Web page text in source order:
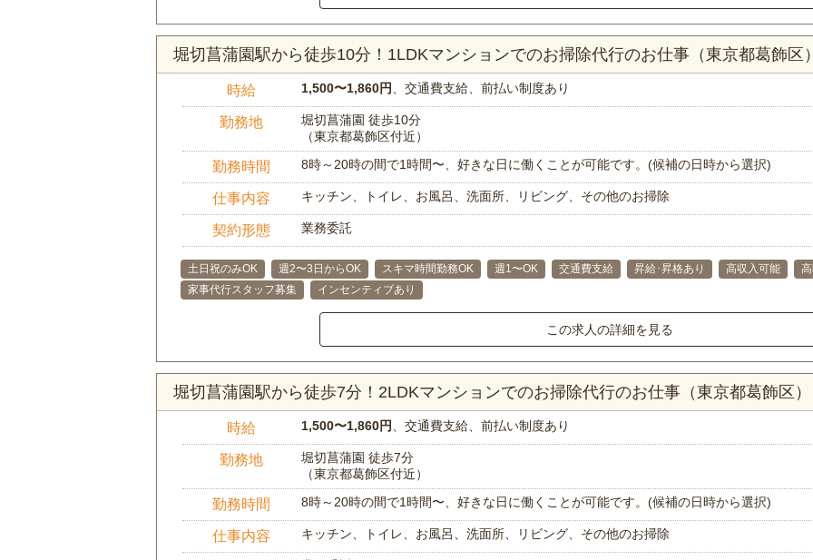
堀切菖蒲園駅から徒歩10分！1LDKマンションでのお掃除代行のお仕事（東京都葛飾区
時給 1,500〜1,860円 、交通費支給、前払い制度あり
勤務地
堀切菖蒲園 徒歩10分
（東京都葛飾区付近）
勤務時間 8時～20時の間で1時間〜、好きな日に働くことが可能です。(候補の日時から選択)
仕事内容 キッチン、トイレ、お風呂、洗面所、リビング、その他のお掃除
契約形態 業務委託
土日祝のみOK 週2〜3日からOK スキマ時間勤務OK 週1〜OK 交通費支給 昇給･昇格あり 高収入可能
家事代行スタッフ募集
インセンティブあり
この求人の詳細を見る
堀切菖蒲園駅から徒歩7分！2LDKマンションでのお掃除代行のお仕事（東京都葛飾区）
時給 1,500〜1,860円 、交通費支給、前払い制度あり
勤務地
堀切菖蒲園 徒歩7分
（東京都葛飾区付近）
勤務時間 8時～20時の間で1時間〜、好きな日に働くことが可能です。(候補の日時から選択)
仕事内容 キッチン、トイレ、お風呂、洗面所、リビング、その他のお掃除